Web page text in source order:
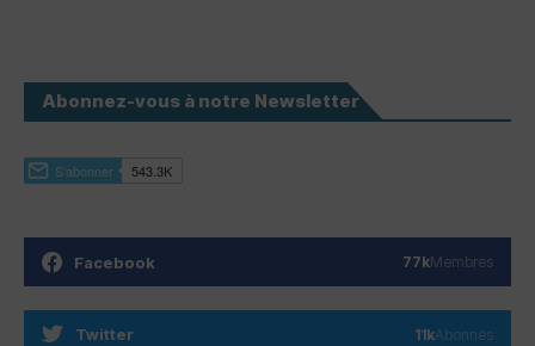
Abonnez-vous à notre Newsletter
Facebook 77kMembres
Twitter 11kAbonnés